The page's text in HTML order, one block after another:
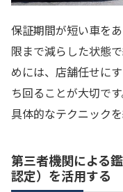
保証期間が短い車を
限まで減らした状態
めには、店舗任せに
ち回ることが大切で
具体的なテクニックを
第三者機関による
認定）を活用する